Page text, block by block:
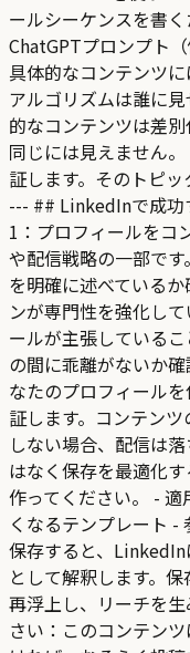
ールシーケンスを書
ChatGPTプロンプト
具体的なコンテンツに
アルゴリズムは誰に
的なコンテンツは差
同じには見えません
証します。そのトピッ
--- ## LinkedInで成功
1：プロフィールをコ
や配信戦略の一部で
を明確に述べている
ンが専門性を強化し
ールが主張している
の間に乖離がないか
なたのプロフィール
証します。コンテン
しない場合、配信は
はなく保存を最適化
作ってください。 -
くなるテンプレート -
保存すると、
として解釈します。
再浮上し、リーチを
さい：このコンテン